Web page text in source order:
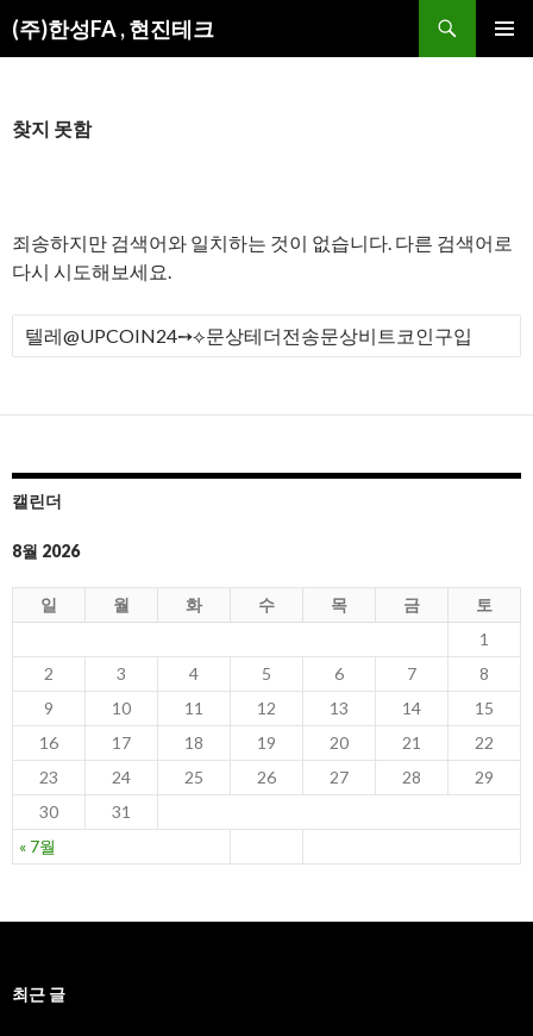
(주)한성FA , 현진테크
검
색
로
찾지 못함
죄송하지만 검색어와 일치하는 것이 없습니다. 다른 검색어로
다시 시도해보세요.
검
색
캘린더
8월 2026
일 월 화 수 목 금 토
« 7월
1
2
3 4 5 6 7
8
9
10 11 12 13 14
15
16
17 18 19 20 21
22
23
24 25 26 27 28
29
30
31
최근 글